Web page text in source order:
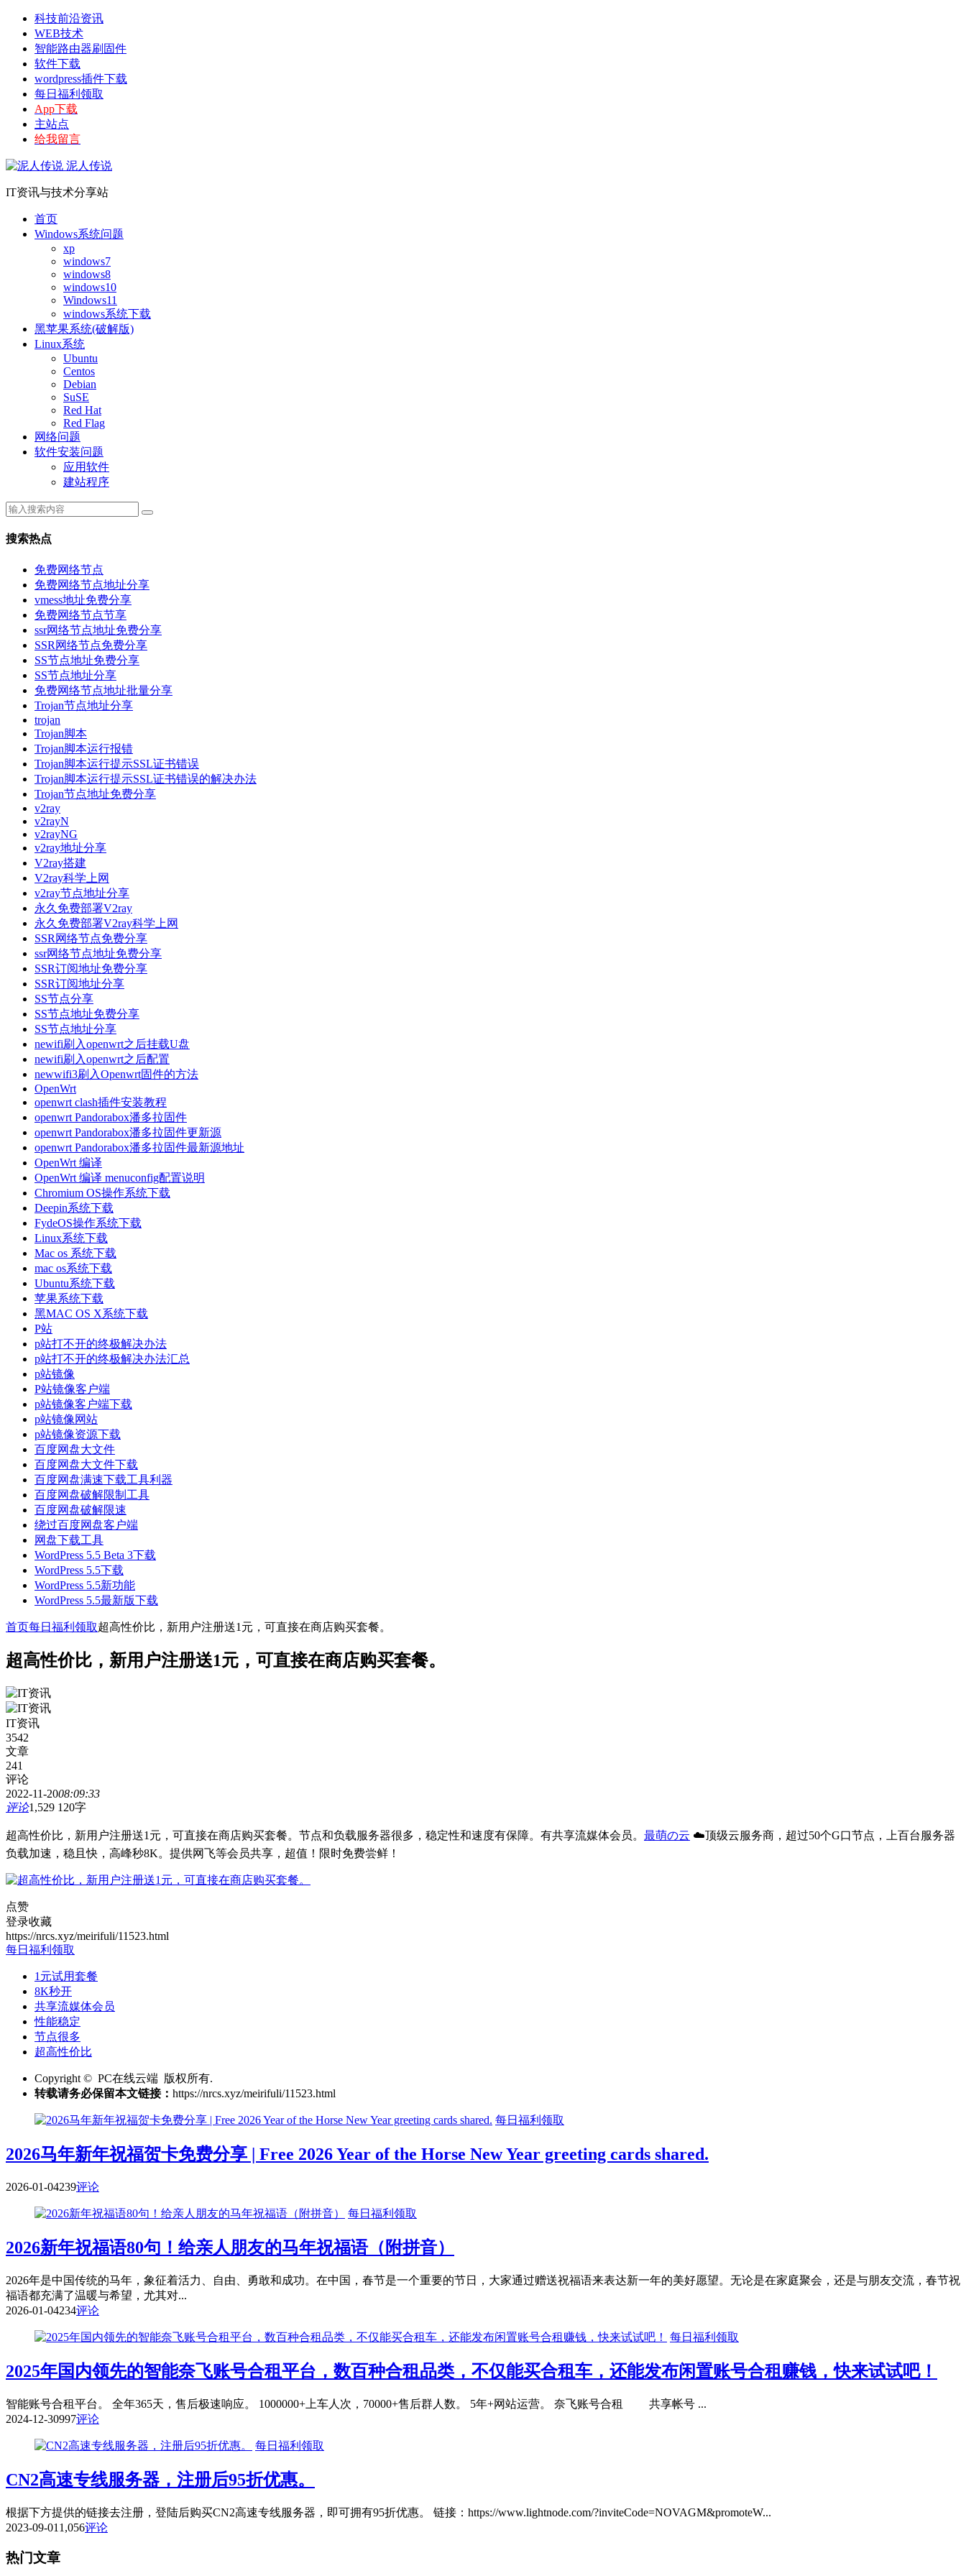
科技前沿资讯
WEB技术
智能路由器刷固件
软件下载
wordpress插件下载
每日福利领取
App下载
主站点
给我留言
泥人传说
IT资讯与技术分享站
首页
Windows系统问题
xp
windows7
windows8
windows10
Windows11
windows系统下载
黑苹果系统(破解版)
Linux系统
Ubuntu
Centos
Debian
SuSE
Red Hat
Red Flag
网络问题
软件安装问题
应用软件
建站程序
搜索热点
免费网络节点
免费网络节点地址分享
vmess地址免费分享
免费网络节点节享
ssr网络节点地址免费分享
SSR网络节点免费分享
SS节点地址免费分享
SS节点地址分享
免费网络节点地址批量分享
Trojan节点地址分享
trojan
Trojan脚本
Trojan脚本运行报错
Trojan脚本运行提示SSL证书错误
Trojan脚本运行提示SSL证书错误的解决办法
Trojan节点地址免费分享
v2ray
v2rayN
v2rayNG
v2ray地址分享
V2ray搭建
V2ray科学上网
v2ray节点地址分享
永久免费部署V2ray
永久免费部署V2ray科学上网
SSR网络节点免费分享
ssr网络节点地址免费分享
SSR订阅地址免费分享
SSR订阅地址分享
SS节点分享
SS节点地址免费分享
SS节点地址分享
newifi刷入openwrt之后挂载U盘
newifi刷入openwrt之后配置
newwifi3刷入Openwrt固件的方法
OpenWrt
openwrt clash插件安装教程
openwrt Pandorabox潘多拉固件
openwrt Pandorabox潘多拉固件更新源
openwrt Pandorabox潘多拉固件最新源地址
OpenWrt 编译
OpenWrt 编译 menuconfig配置说明
Chromium OS操作系统下载
Deepin系统下载
FydeOS操作系统下载
Linux系统下载
Mac os 系统下载
mac os系统下载
Ubuntu系统下载
苹果系统下载
黑MAC OS X系统下载
P站
p站打不开的终极解决办法
p站打不开的终极解决办法汇总
p站镜像
P站镜像客户端
p站镜像客户端下载
p站镜像网站
p站镜像资源下载
百度网盘大文件
百度网盘大文件下载
百度网盘满速下载工具利器
百度网盘破解限制工具
百度网盘破解限速
绕过百度网盘客户端
网盘下载工具
WordPress 5.5 Beta 3下载
WordPress 5.5下载
WordPress 5.5新功能
WordPress 5.5最新版下载
首页每日福利领取超高性价比，新用户注册送1元，可直接在商店购买套餐。
超高性价比，新用户注册送1元，可直接在商店购买套餐。
IT资讯
3542
文章
241
评论
2022-11-2008:09:33
评论1,529 120字
超高性价比，新用户注册送1元，可直接在商店购买套餐。节点和负载服务器很多，稳定性和速度有保障。有共享流媒体会员。 最萌の云 ☁️顶级云服务商，超过50个G口节点，上百台服务器
负载加速，稳且快，高峰秒8K。提供网飞等会员共享，超值！限时免费尝鲜！
点赞
登录收藏
https://nrcs.xyz/meirifuli/11523.html
每日福利领取
1元试用套餐
8K秒开
共享流媒体会员
性能稳定
节点很多
超高性价比
Copyright © PC在线云端 版权所有.
转载请务必保留本文链接： https://nrcs.xyz/meirifuli/11523.html
每日福利领取
2026马年新年祝福贺卡免费分享 | Free 2026 Year of the Horse New Year greeting cards shared.
2026-01-04239评论
每日福利领取
2026新年祝福语80句！给亲人朋友的马年祝福语（附拼音）
2026年是中国传统的马年，象征着活力、自由、勇敢和成功。在中国，春节是一个重要的节日，大家通过赠送祝福语来表达新一年的美好愿望。无论是在家庭聚会，还是与朋友交流，春节祝
福语都充满了温暖与希望，尤其对...
2026-01-04234评论
每日福利领取
2025年国内领先的智能奈飞账号合租平台，数百种合租品类，不仅能买合租车，还能发布闲置账号合租赚钱，快来试试吧！
智能账号合租平台。 全年365天，售后极速响应。 1000000+上车人次，70000+售后群人数。 5年+网站运营。 奈飞账号合租 共享帐号 ...
2024-12-30997评论
每日福利领取
CN2高速专线服务器，注册后95折优惠。
根据下方提供的链接去注册，登陆后购买CN2高速专线服务器，即可拥有95折优惠。 链接：https://www.lightnode.com/?inviteCode=NOVAGM&promoteW...
2023-09-01 1,056评论
热门文章